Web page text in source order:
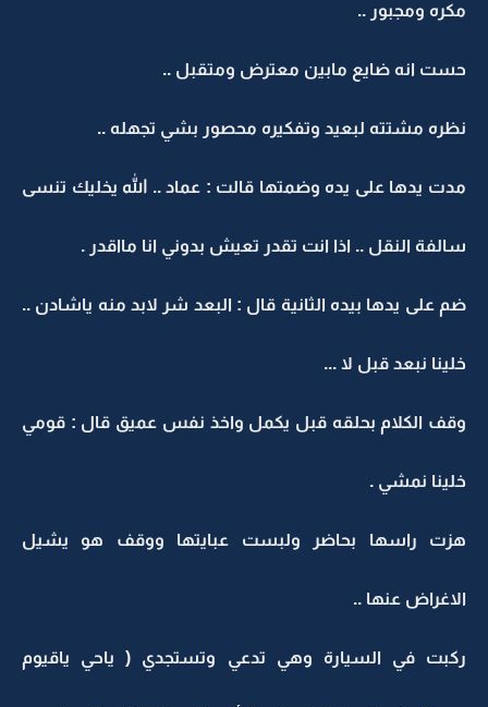
مكره ومجبور ..
حست انه ضايع مابين معترض ومتقبل ..
نظره مشتته لبعيد وتفكيره محصور بشي تجهله ..
مدت يدها على يده وضمتها قالت : عماد .. الله يخليك تنسى
سالفة النقل .. اذا انت تقدر تعيش بدوني انا مااقدر .
ضم على يدها بيده الثانية قال : البعد شر لابد منه ياشادن ..
خلينا نبعد قبل لا ...
وقف الكلام بحلقه قبل يكمل واخذ نفس عميق قال : قومي
خلينا نمشي .
هزت راسها بحاضر ولبست عبايتها ووقف هو يشيل
الاغراض عنها ..
ركبت في السيارة وهي تدعي وتستجدي ( ياحي ياقيوم